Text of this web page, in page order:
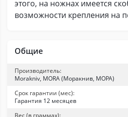
этого, на ножнах имеется
возможности крепления на
Общие
Производитель:
Morakniv, MORA (Моракнив, МОРА)
Срок гарантии (мес):
Гарантия 12 месяцев
Вес (в граммах):